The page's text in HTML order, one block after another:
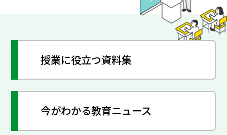
授業に役立つ資料集
今がわかる教育ニュース